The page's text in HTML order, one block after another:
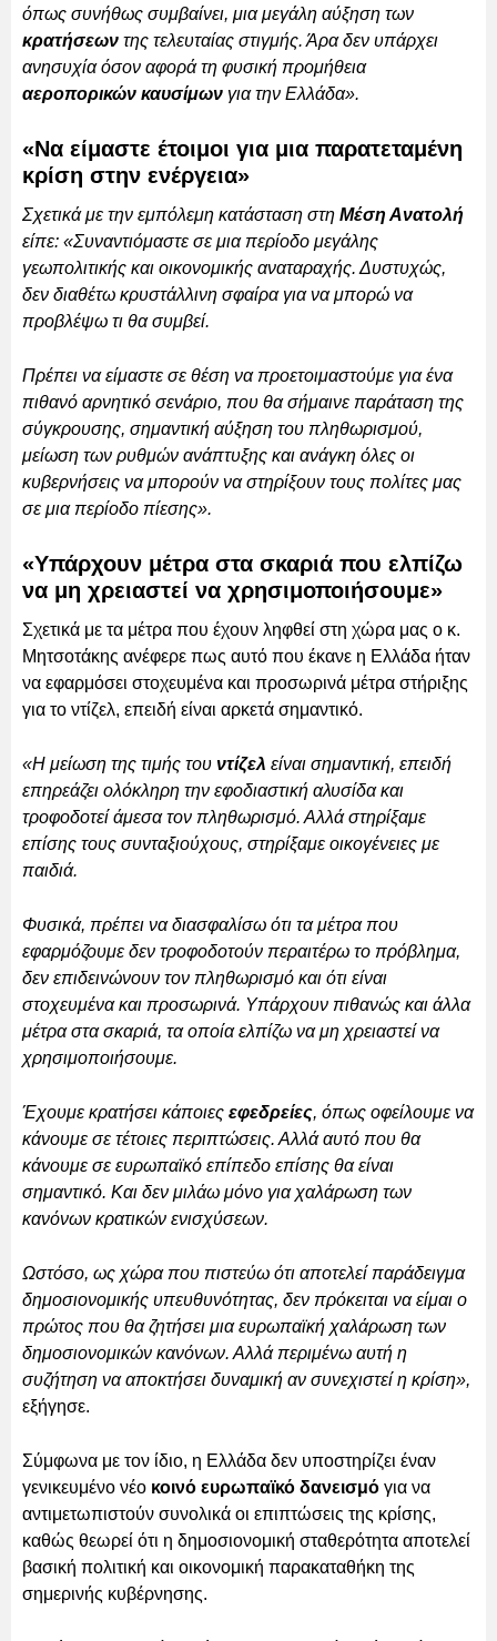
όπως συνήθως συμβαίνει, μια μεγάλη αύξηση των
κρατήσεων της τελευταίας στιγμής. Άρα δεν υπάρχει
ανησυχία όσον αφορά τη φυσική προμήθεια
αεροπορικών καυσίμων για την Ελλάδα».
«Να είμαστε έτοιμοι για μια παρατεταμένη
κρίση στην ενέργεια»
Σχετικά με την εμπόλεμη κατάσταση στη Μέση Ανατολή
είπε: «Συναντιόμαστε σε μια περίοδο μεγάλης
γεωπολιτικής και οικονομικής αναταραχής. Δυστυχώς,
δεν διαθέτω κρυστάλλινη σφαίρα για να μπορώ να
προβλέψω τι θα συμβεί.
Πρέπει να είμαστε σε θέση να προετοιμαστούμε για ένα
πιθανό αρνητικό σενάριο, που θα σήμαινε παράταση της
σύγκρουσης, σημαντική αύξηση του πληθωρισμού,
μείωση των ρυθμών ανάπτυξης και ανάγκη όλες οι
κυβερνήσεις να μπορούν να στηρίξουν τους πολίτες μας
σε μια περίοδο πίεσης».
«Υπάρχουν μέτρα στα σκαριά που ελπίζω
να μη χρειαστεί να χρησιμοποιήσουμε»
Σχετικά με τα μέτρα που έχουν ληφθεί στη χώρα μας ο κ.
Μητσοτάκης ανέφερε πως αυτό που έκανε η Ελλάδα ήταν
να εφαρμόσει στοχευμένα και προσωρινά μέτρα στήριξης
για το ντίζελ, επειδή είναι αρκετά σημαντικό.
«Η μείωση της τιμής του ντίζελ είναι σημαντική, επειδή
επηρεάζει ολόκληρη την εφοδιαστική αλυσίδα και
τροφοδοτεί άμεσα τον πληθωρισμό. Αλλά στηρίξαμε
επίσης τους συνταξιούχους, στηρίξαμε οικογένειες με
παιδιά.
Φυσικά, πρέπει να διασφαλίσω ότι τα μέτρα που
εφαρμόζουμε δεν τροφοδοτούν περαιτέρω το πρόβλημα,
δεν επιδεινώνουν τον πληθωρισμό και ότι είναι
στοχευμένα και προσωρινά. Υπάρχουν πιθανώς και άλλα
μέτρα στα σκαριά, τα οποία ελπίζω να μη χρειαστεί να
χρησιμοποιήσουμε.
Έχουμε κρατήσει κάποιες εφεδρείες, όπως οφείλουμε να
κάνουμε σε τέτοιες περιπτώσεις. Αλλά αυτό που θα
κάνουμε σε ευρωπαϊκό επίπεδο επίσης θα είναι
σημαντικό. Και δεν μιλάω μόνο για χαλάρωση των
κανόνων κρατικών ενισχύσεων.
Ωστόσο, ως χώρα που πιστεύω ότι αποτελεί παράδειγμα
δημοσιονομικής υπευθυνότητας, δεν πρόκειται να είμαι ο
πρώτος που θα ζητήσει μια ευρωπαϊκή χαλάρωση των
δημοσιονομικών κανόνων. Αλλά περιμένω αυτή η
συζήτηση να αποκτήσει δυναμική αν συνεχιστεί η κρίση»,
εξήγησε.
Σύμφωνα με τον ίδιο, η Ελλάδα δεν υποστηρίζει έναν
γενικευμένο νέο κοινό ευρωπαϊκό δανεισμό για να
αντιμετωπιστούν συνολικά οι επιπτώσεις της κρίσης,
καθώς θεωρεί ότι η δημοσιονομική σταθερότητα αποτελεί
βασική πολιτική και οικονομική παρακαταθήκη της
σημερινής κυβέρνησης.